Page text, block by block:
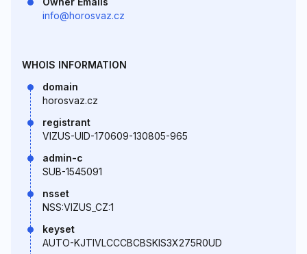
info@horosvaz.cz
WHOIS INFORMATION
domain
horosvaz.cz
registrant
VIZUS-UID-170609-130805-965
admin-c
SUB-1545091
nsset
NSS:VIZUS_CZ:1
keyset
AUTO-KJTIVLCCCBCBSKIS3X275R0UD